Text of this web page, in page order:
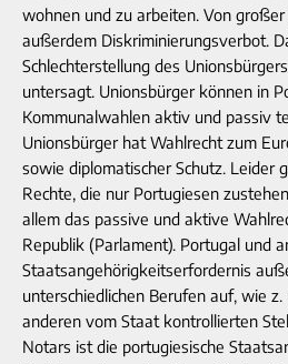
wohnen und zu arbeiten. Von
außerdem Diskriminierungsverbot.
Schlechterstellung des
untersagt. Unionsbürger können in
Kommunalwahlen aktiv und passiv
Unionsbürger hat Wahlrecht zum
sowie diplomatischer Schutz. Leider
Rechte, die nur Portugiesen
allem das passive und aktive
Republik (Parlament). Portugal und
Staatsangehörigkeitserfordernis
unterschiedlichen Berufen auf, wie
anderen vom Staat kontrollierten
Notars ist die portugiesische